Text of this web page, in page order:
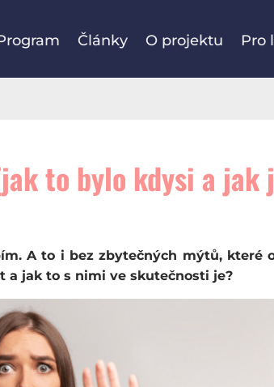
Články O projektu Pro
to bylo kdysi a
A to i bez zbytečných mýtů, které
a jak to s nimi ve skutečnosti je?